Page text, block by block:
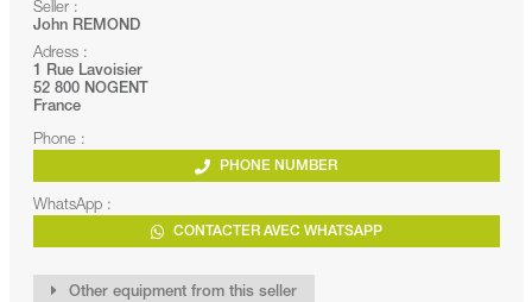
Seller :
John REMOND
Adress :
1 Rue Lavoisier
52 800 NOGENT
France
Phone :
PHONE NUMBER
WhatsApp :
CONTACTER AVEC WHATSAPP
Other equipment from this seller